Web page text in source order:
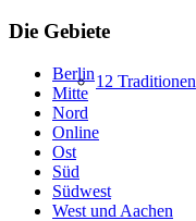
12 Traditionen
Die Gebiete
Berlin
Mitte
Nord
Online
Ost
Süd
Südwest
West und Aachen